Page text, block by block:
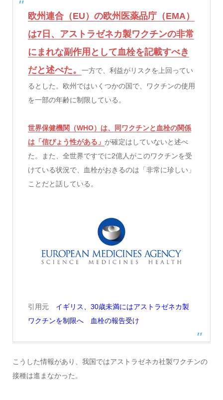
欧州連合（EU）の欧州医薬品庁（EMA）
は7日、アストラゼネカ製ワクチンの非常
にまれな副作用として血栓を記載すべき
だと述べた。
一方で、利益がリスクを上回ってい
るとした。欧州ではいくつかの国で、ワクチンの使用
を一部の年齢に制限している。
世界保健機関（WHO）は、同ワクチンと血栓の関係
は「信ぴょう性がある」 が確定はしていないと述べ
た。また、全世界ですでに2億人がこのワクチンを受
けている状況で、血栓がおきるのは「非常に珍しい」
ことだと話している。
引用元 イギリス、30歳未満にはアストラゼネカ製
ワクチンを制限へ 血栓の報告受け
こうした情報があり、我国ではアストラゼネカ社製ワクチンの
接種は進まなかった。